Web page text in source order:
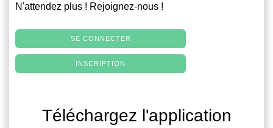
N'attendez plus ! Rejoignez-nous !
SE CONNECTER
INSCRIPTION
Téléchargez l'application